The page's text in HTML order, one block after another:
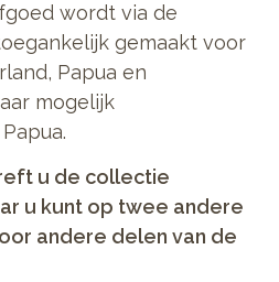
wordt via de
gemaakt voor
Papua en
mogelijk
u de collectie
u kunt op twee andere
andere delen van de